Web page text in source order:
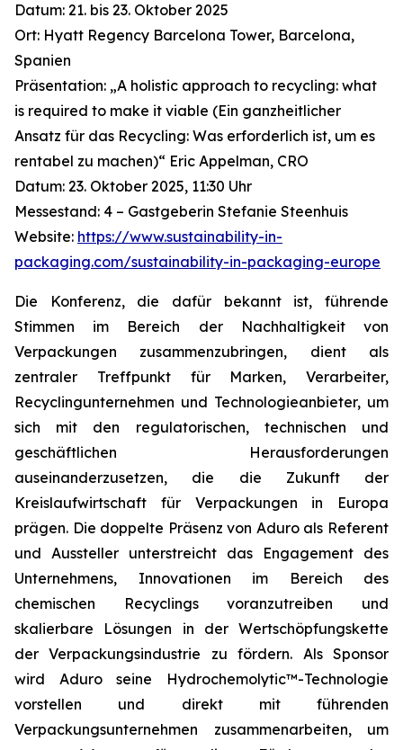
Datum: 21. bis 23. Oktober 2025
Ort: Hyatt Regency Barcelona Tower, Barcelona,
Spanien
Präsentation: „A holistic approach to recycling: what
is required to make it viable (Ein ganzheitlicher
Ansatz für das Recycling: Was erforderlich ist, um es
rentabel zu machen)“ Eric Appelman, CRO
Datum: 23. Oktober 2025, 11:30 Uhr
Messestand: 4 – Gastgeberin Stefanie Steenhuis
Website: https://www.sustainability-in-
packaging.com/sustainability-in-packaging-europe
Die Konferenz, die dafür bekannt ist, führende
Stimmen im Bereich der Nachhaltigkeit von
Verpackungen zusammenzubringen, dient als
zentraler Treffpunkt für Marken, Verarbeiter,
Recyclingunternehmen und Technologieanbieter, um
sich mit den regulatorischen, technischen und
geschäftlichen Herausforderungen
auseinanderzusetzen, die die Zukunft der
Kreislaufwirtschaft für Verpackungen in Europa
prägen. Die doppelte Präsenz von Aduro als Referent
und Aussteller unterstreicht das Engagement des
Unternehmens, Innovationen im Bereich des
chemischen Recyclings voranzutreiben und
skalierbare Lösungen in der Wertschöpfungskette
der Verpackungsindustrie zu fördern. Als Sponsor
wird Aduro seine Hydrochemolytic™-Technologie
vorstellen und direkt mit führenden
Verpackungsunternehmen zusammenarbeiten, um